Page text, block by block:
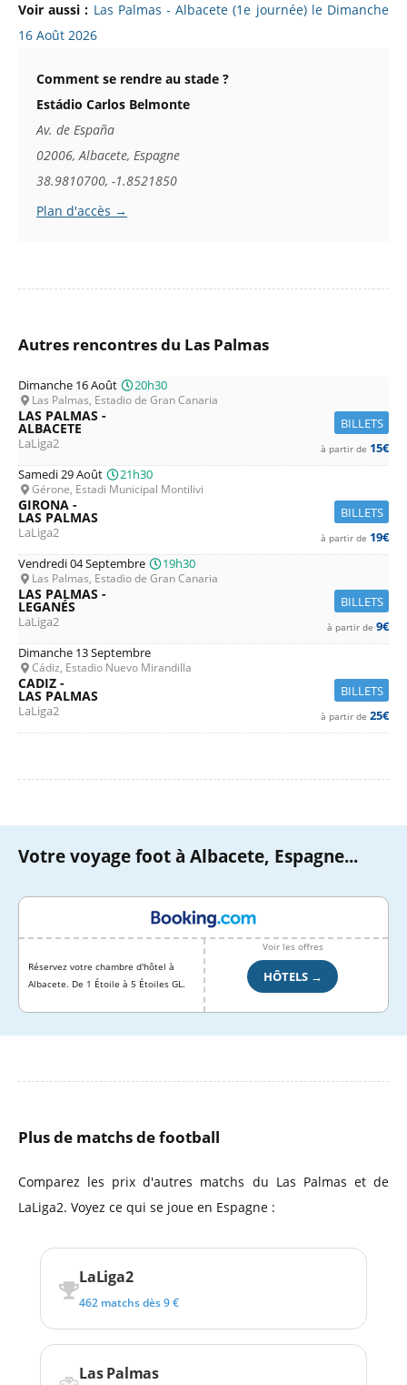
Voir aussi : Las Palmas - Albacete (1e journée) le Dimanche
16 Août 2026
Comment se rendre au stade ?
Estádio Carlos Belmonte
Av. de España
02006, Albacete, Espagne
38.9810700, -1.8521850
Plan d'accès →
Autres rencontres du Las Palmas
Dimanche 16 Août 20h30
Las Palmas, Estadio de Gran Canaria
BILLETS
LAS PALMAS -
ALBACETE
LaLiga2 à partir de 15€
Samedi 29 Août
21h30
Gérone, Estadi Municipal Montilivi
BILLETS
GIRONA -
LAS PALMAS
LaLiga2 à partir de 19€
Vendredi 04 Septembre
19h30
Las Palmas, Estadio de Gran Canaria
BILLETS
LAS PALMAS -
LEGANÉS
LaLiga2 à partir de 9€
Dimanche 13 Septembre
Cádiz, Estadio Nuevo Mirandilla
BILLETS
CADIZ -
LAS PALMAS
LaLiga2 à partir de 25€
Votre voyage foot à Albacete, Espagne...
Réservez votre chambre d'hôtel à
Albacete. De 1 Étoile à 5 Étoiles GL.
Voir les offres
HÔTELS →
Plus de matchs de football
Comparez les prix d'autres matchs du Las Palmas et de
LaLiga2. Voyez ce qui se joue en Espagne :
LaLiga2
462 matchs dès 9 €
Las Palmas